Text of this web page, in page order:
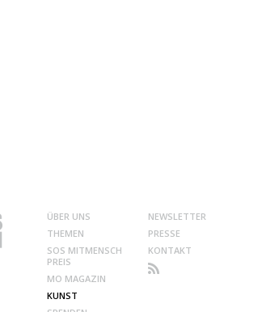
ÜBER UNS
THEMEN
SOS MITMENSCH
PREIS
MO MAGAZIN
KUNST
NEWSLETTER
PRESSE
KONTAKT